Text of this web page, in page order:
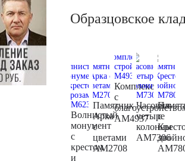
Образцовское
Волнистый
монумент
с
крестом
и
Памятник
Арка
с
цветами
AM2708
Комплекс
с
AM4937
Часовня
четыре
колонны
AM7306
с